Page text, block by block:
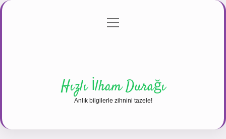
Gizlilik Politikası
menüyü
Hızlı İlham Durağı
Anlık bilgilerle zihnini tazele!